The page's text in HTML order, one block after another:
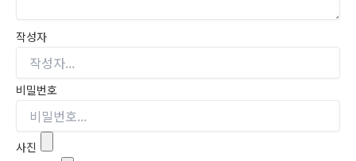
작성자
비밀번호
사진